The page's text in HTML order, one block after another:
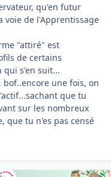
qu'en futur
voie de l'Apprentissage
"attiré" est
de certains
qui s'en suit...
une fois, on
que tu
sur les nombreux
que tu n'es pas censé